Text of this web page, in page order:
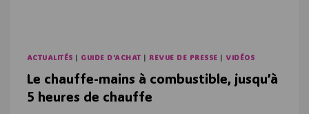
ACTUALITÉS | GUIDE D'ACHAT | REVUE DE PRESSE | VIDÉOS
Le chauffe-mains à combustible, jusqu’à
5 heures de chauffe